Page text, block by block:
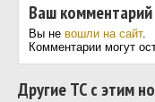
Ваш комментарий
Вы не вошли на сайт.
Комментарии могут
Другие ТС с этим